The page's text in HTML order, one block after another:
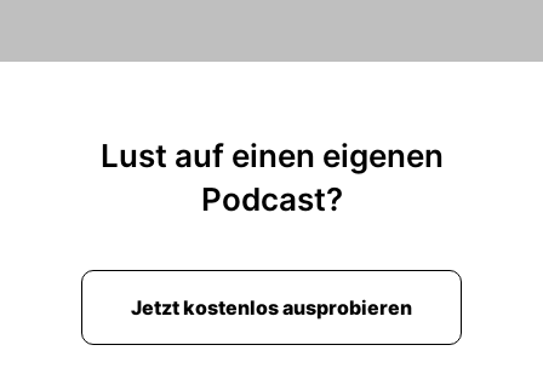
Lust auf einen eigenen
Podcast?
Jetzt kostenlos ausprobieren